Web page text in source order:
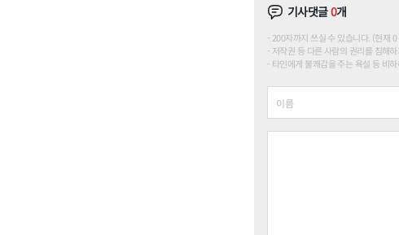
기사댓글0개
200자까지 쓰실 수 있습니다. (현재
저작권 등 다른 사람의 권리를 침해
타인에게 불쾌감을 주는 욕설 등 비